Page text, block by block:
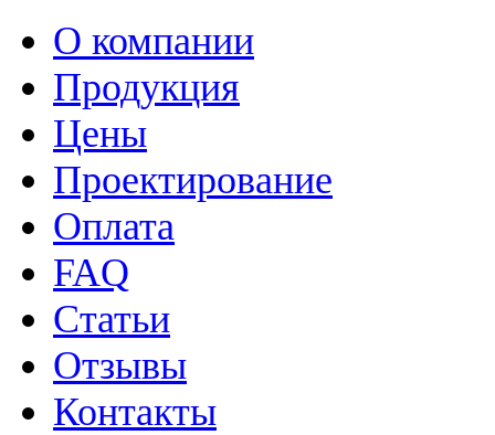
О компании
Продукция
Цены
Проектирование
Оплата
FAQ
Статьи
Отзывы
Контакты